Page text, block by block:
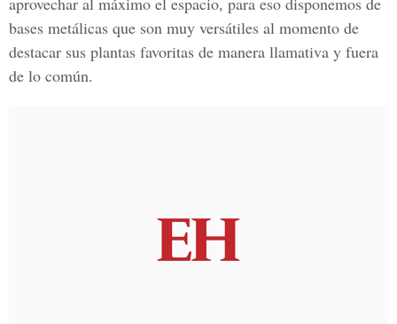
bases metálicas que son muy versátiles al momento de
destacar sus plantas favoritas de manera llamativa y fuera
de lo común.